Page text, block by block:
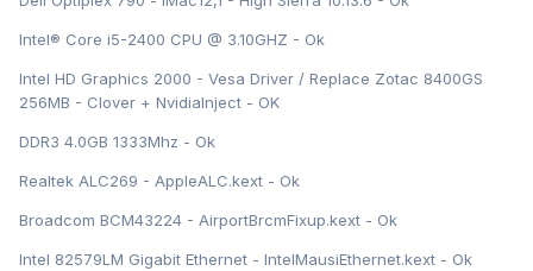
Intel® Core i5-2400 CPU @ 3.10GHZ - Ok
Intel HD Graphics 2000 - Vesa Driver / Replace Zotac 8400GS
256MB - Clover + NvidiaInject - OK
DDR3 4.0GB 1333Mhz - Ok
Realtek ALC269 - AppleALC.kext - Ok
Broadcom BCM43224 - AirportBrcmFixup.kext - Ok
Intel 82579LM Gigabit Ethernet - IntelMausiEthernet.kext - Ok